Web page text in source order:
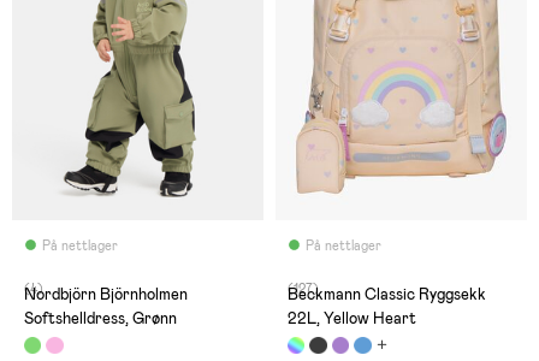
På nettlager
(4)
Nordbjörn Björnholmen
Softshelldress, Grønn
På nettlager
(127)
Beckmann Classic Ryggsekk
22L, Yellow Heart